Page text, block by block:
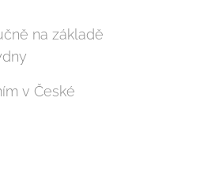
na základě
v České